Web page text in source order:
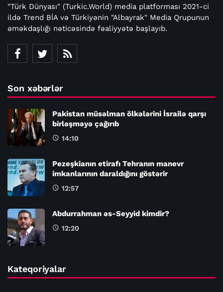
"Türk Dünyası" (Turkic.World) media platforması 2021-ci
ildə Trend BİA və Türkiyənin "Albayrak" Media Qrupunun
əməkdaşlığı nəticəsində fəaliyyətə başlayıb.
Son xəbərlər
Pakistan müsəlman ölkələrini İsrailə qarşı
birləşməyə çağırıb
14:10
Pezeşkianın etirafı Tehranın manevr
imkanlarının daraldığını göstərir
12:57
Abdurrahman əs-Seyyid kimdir?
12:20
Kateqoriyalar